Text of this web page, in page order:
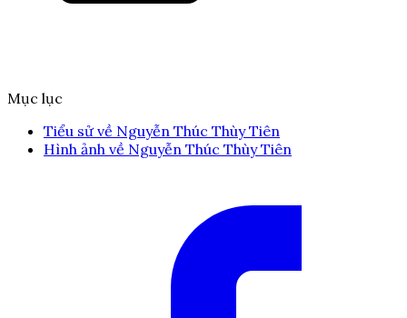
Mục lục
Tiểu sử về Nguyễn Thúc Thùy Tiên
Hình ảnh về Nguyễn Thúc Thùy Tiên